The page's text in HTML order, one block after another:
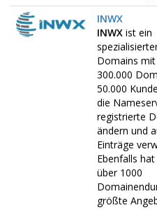
INWX
INWX ist ein
Domains
300.000
50.000
die
registrierte
ändern und
Einträge
Ebenfalls
über 1000
größte